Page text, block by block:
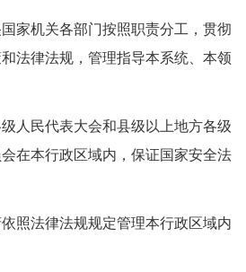
家机关各部门按照职责分工，贯彻
法律法规，管理指导本系统、本领
人民代表大会和县级以上地方各级
在本行政区域内，保证国家安全法
照法律法规规定管理本行政区域内